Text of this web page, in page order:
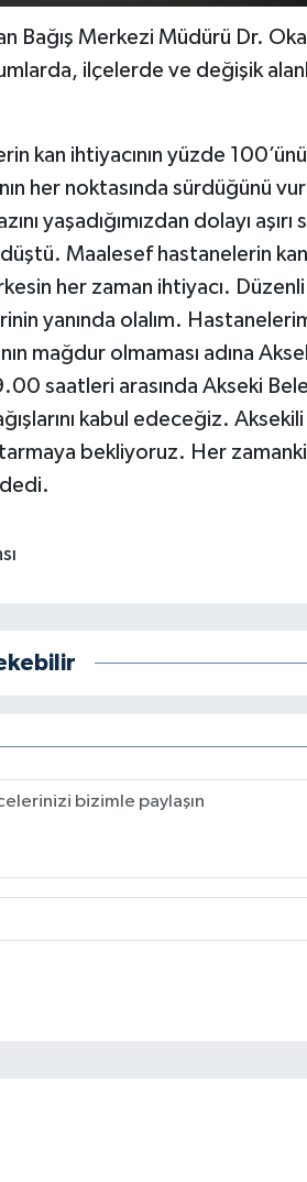
Bağış Merkezi Müdürü Dr.
ilçelerde ve değişik
kan ihtiyacının yüzde
her noktasında sürdüğünü
yaşadığımızdan dolayı
Maalesef hastanelerin
her zaman ihtiyacı. Düzenli
yanında olalım.
mağdur olmaması adına
saatleri arasında Akseki
kabul edeceğiz. Aksekili
bekliyoruz. Her zamanki